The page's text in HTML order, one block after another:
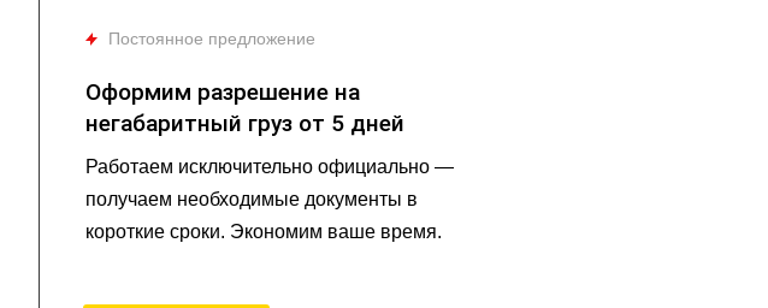
Постоянное предложение
Оформим разрешение на
негабаритный груз от 5 дней
Работаем исключительно официально —
получаем необходимые документы в
короткие сроки. Экономим ваше время.